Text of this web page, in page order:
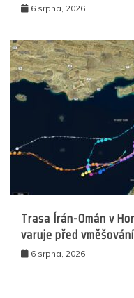
6 srpna, 2026
Trasa Írán-Omán v
varuje před
6 srpna, 2026